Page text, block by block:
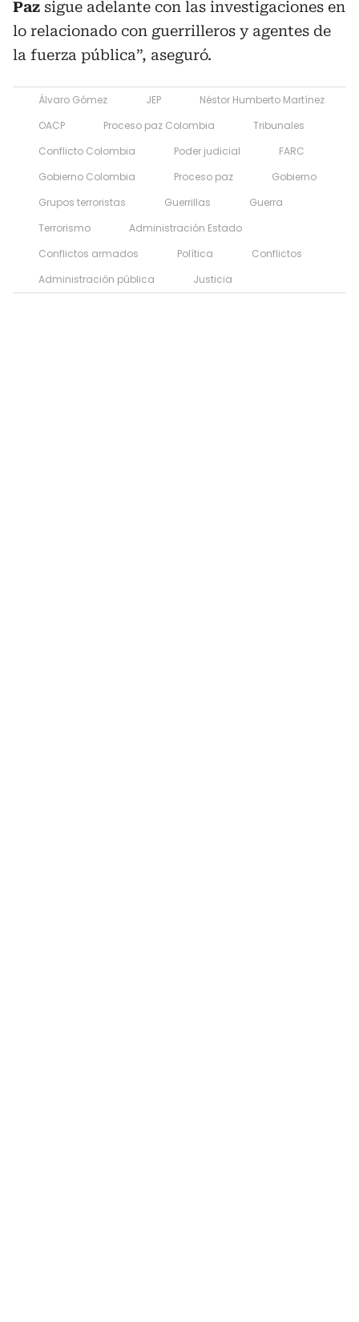
Paz sigue adelante con las investigaciones en
lo relacionado con guerrilleros y agentes de
la fuerza pública”, aseguró.
Álvaro Gómez JEP
Néstor Humberto Martínez
OACP
Proceso paz Colombia
Tribunales
Conflicto Colombia
Poder judicial
FARC
Gobierno Colombia
Proceso paz
Gobierno
Grupos terroristas
Guerrillas
Guerra
Terrorismo
Administración Estado
Conflictos armados
Política
Conflictos
Administración pública
Justicia